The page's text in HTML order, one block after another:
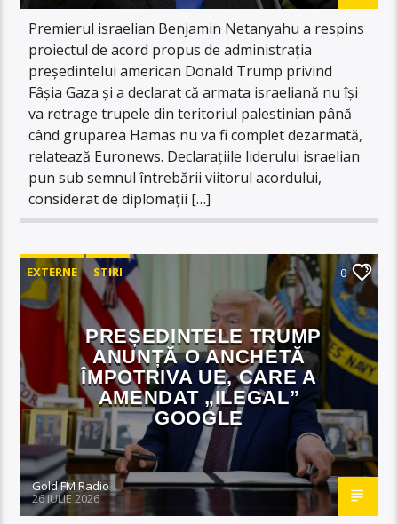
Premierul israelian Benjamin Netanyahu a respins
proiectul de acord propus de administrația
președintelui american Donald Trump privind
Fâșia Gaza și a declarat că armata israeliană nu își
va retrage trupele din teritoriul palestinian până
când gruparea Hamas nu va fi complet dezarmată,
relatează Euronews. Declarațiile liderului israelian
pun sub semnul întrebării viitorul acordului,
considerat de diplomații […]
EXTERNE STIRI 0
PREȘEDINTELE TRUMP
ANUNȚĂ O ANCHETĂ
ÎMPOTRIVA UE, CARE A
AMENDAT „ILEGAL”
GOOGLE
Gold FM Radio
26 IULIE 2026